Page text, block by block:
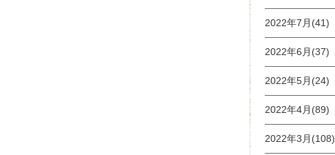
2022年7月(41)
2022年6月(37)
2022年5月(24)
2022年4月(89)
2022年3月(108)